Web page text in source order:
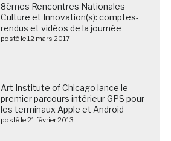
8èmes Rencontres Nationales
Culture et Innovation(s): comptes-
rendus et vidéos de la journée
posté le 12 mars 2017
Art Institute of Chicago lance le
premier parcours intérieur GPS pour
les terminaux Apple et Android
posté le 21 février 2013